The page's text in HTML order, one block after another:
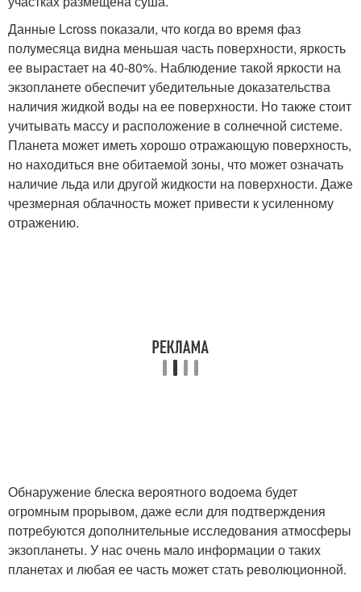
Данные Lcross показали, что когда во время фаз
полумесяца видна меньшая часть поверхности, яркость
ее вырастает на 40-80%. Наблюдение такой яркости на
экзопланете обеспечит убедительные доказательства
наличия жидкой воды на ее поверхности. Но также стоит
учитывать массу и расположение в солнечной системе.
Планета может иметь хорошо отражающую поверхность,
но находиться вне обитаемой зоны, что может означать
наличие льда или другой жидкости на поверхности. Даже
чрезмерная облачность может привести к усиленному
отражению.
Обнаружение блеска вероятного водоема будет
огромным прорывом, даже если для подтверждения
потребуются дополнительные исследования атмосферы
экзопланеты. У нас очень мало информации о таких
планетах и любая ее часть может стать революционной.